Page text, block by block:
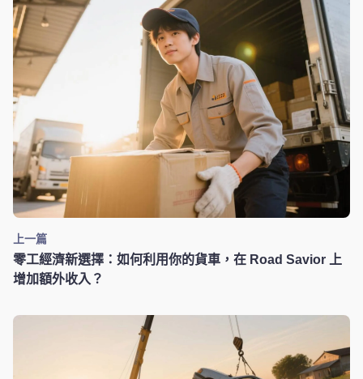
上一篇
零工經濟新選擇：如何利用你的貨車，在 Road Savior 上
增加額外收入？